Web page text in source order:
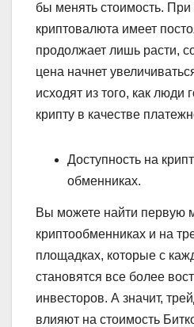
бы менять стоимость. При
криптовалюта имеет
продолжает лишь расти,
цена начнет
исходят из того, как люди
крипту в качестве
Доступность на
обменниках.
Вы можете найти первую
криптообменниках и на
площадках, которые с
становятся все более
инвесторов. А значит,
влияют на стоимость